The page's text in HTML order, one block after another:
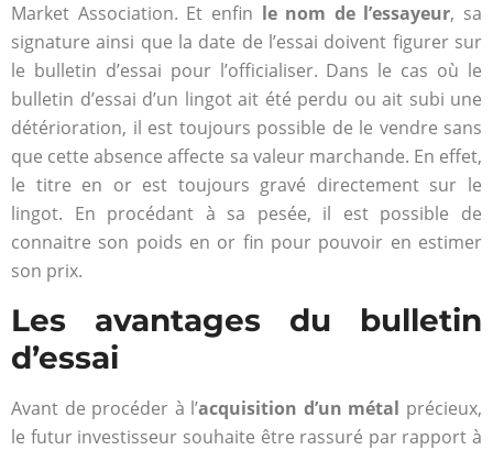
Market Association. Et enfin le nom de l’essayeur, sa
signature ainsi que la date de l’essai doivent figurer sur
le bulletin d’essai pour l’officialiser. Dans le cas où le
bulletin d’essai d’un lingot ait été perdu ou ait subi une
détérioration, il est toujours possible de le vendre sans
que cette absence affecte sa valeur marchande. En effet,
le titre en or est toujours gravé directement sur le
lingot. En procédant à sa pesée, il est possible de
connaitre son poids en or fin pour pouvoir en estimer
son prix.
Les avantages du bulletin
d’essai
Avant de procéder à l’acquisition d’un métal précieux,
le futur investisseur souhaite être rassuré par rapport à